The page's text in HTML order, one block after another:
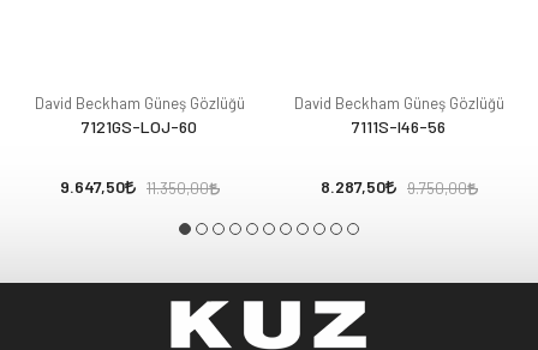
David Beckham Güneş Gözlüğü
7121GS-LOJ-60
9.647,50 11.350,00
David Beckham Güneş Gözlüğü
7111S-I46-56
8.287,50 9.750,00